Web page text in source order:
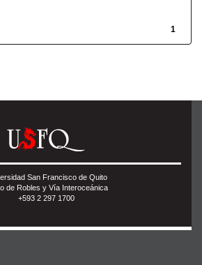
1
San Francisco de Quito
de Robles y Vía Interoceánica
+593 2 297 1700